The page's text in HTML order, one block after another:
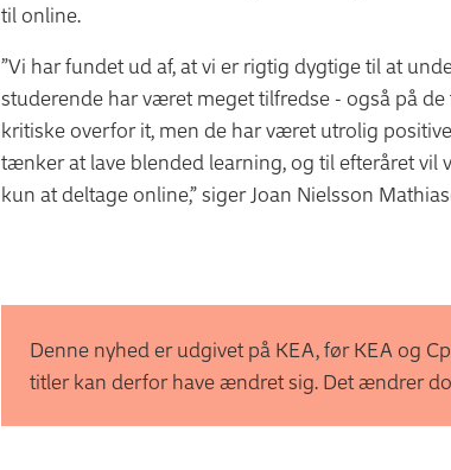
til online.
”Vi har fundet ud af, at vi er rigtig dygtige til at
studerende har været meget tilfredse - også på
kritiske overfor it, men de har været utrolig
tænker at lave blended learning, og til efteråret
kun at deltage online,” siger Joan Nielsson
Denne nyhed er udgivet på KEA, før KEA og
titler kan derfor have ændret sig. Det ændrer